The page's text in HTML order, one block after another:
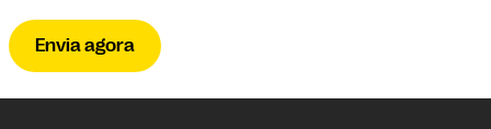
Envia agora